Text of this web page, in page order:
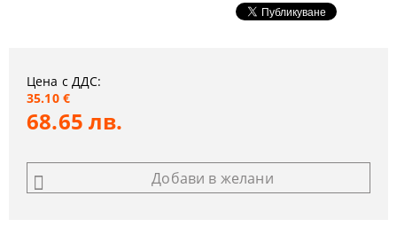
Цена с ДДС:
35.10 €
68.65 лв.
Добави в желани